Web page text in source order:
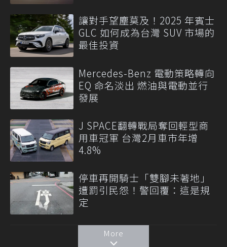
讓對手望塵莫及！2025 年賓士
GLC 如何成為台灣 SUV 市場的
最佳投資
Mercedes-Benz 電動策略轉向
EQ 命名淡出 燃油與電動並行
發展
J SPACE翻轉戰局奪回輕型商
用車冠軍 台灣2月車市年增
4.8%
停車再開騎士「雙腳未著地」
遭罰引民怨！警回覆：這是規
定
More